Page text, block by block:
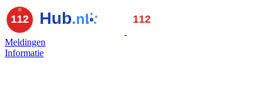
Meldingen
Informatie